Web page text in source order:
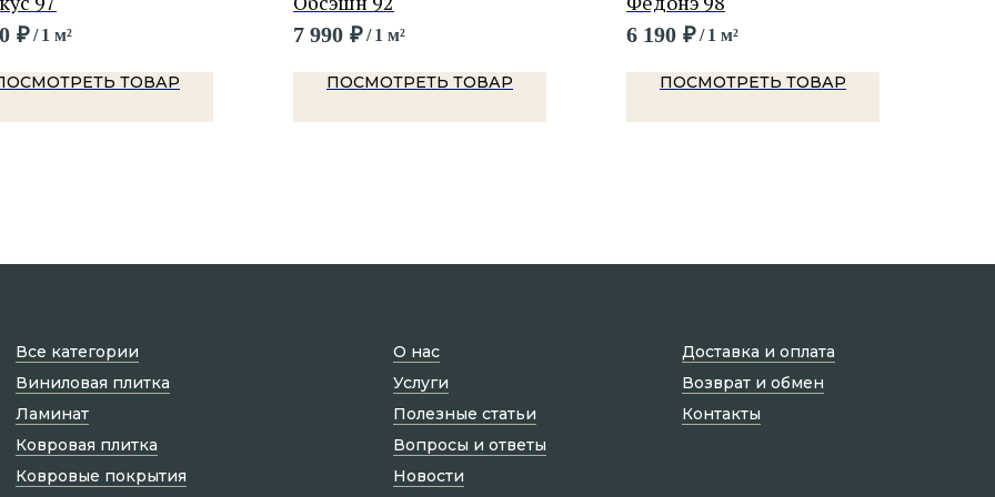
₽/ 1 м²
ТОВАР
7 990 ₽/ 1 м²
ПОСМОТРЕТЬ ТОВАР
6 190 ₽/ 1 м²
ПОСМОТРЕТЬ ТОВАР
О нас
Услуги
Полезные статьи
Вопросы и ответы
Новости
Доставка и оплата
Возврат и обмен
Контакты
Все категории
Виниловая плитка
Ламинат
Ковровая плитка
Ковровые покрытия